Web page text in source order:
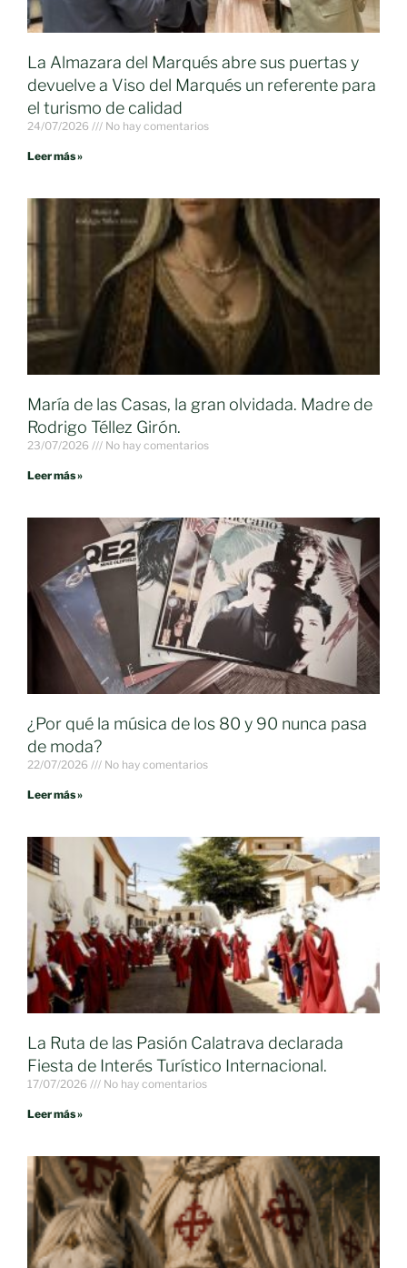
La Almazara del Marqués abre sus puertas y
devuelve a Viso del Marqués un referente para
el turismo de calidad
24/07/2026 No hay comentarios
Leer más »
María de las Casas, la gran olvidada. Madre de
Rodrigo Téllez Girón.
23/07/2026 No hay comentarios
Leer más »
¿Por qué la música de los 80 y 90 nunca pasa
de moda?
22/07/2026 No hay comentarios
Leer más »
La Ruta de las Pasión Calatrava declarada
Fiesta de Interés Turístico Internacional.
17/07/2026 No hay comentarios
Leer más »